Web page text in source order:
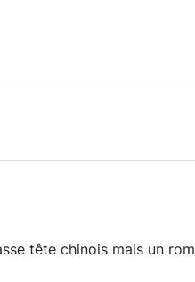
tête chinois mais un